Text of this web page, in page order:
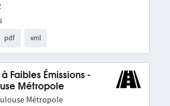
pdf xml
Faibles Émissions -
Métropole
Métropole